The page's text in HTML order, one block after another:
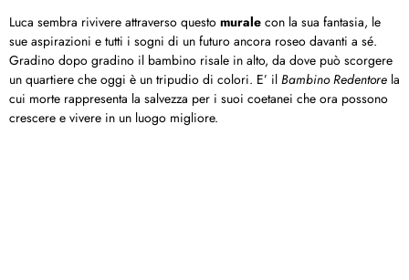
Luca sembra rivivere attraverso questo murale con la sua fantasia, le
sue aspirazioni e tutti i sogni di un futuro ancora roseo davanti a sé.
Gradino dopo gradino il bambino risale in alto, da dove può scorgere
un quartiere che oggi è un tripudio di colori. E’ il Bambino Redentore la
cui morte rappresenta la salvezza per i suoi coetanei che ora possono
crescere e vivere in un luogo migliore.